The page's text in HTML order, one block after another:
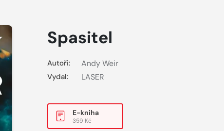
Spasitel
Autoři: Andy Weir
Vydal: LASER
E-kniha
359 Kč